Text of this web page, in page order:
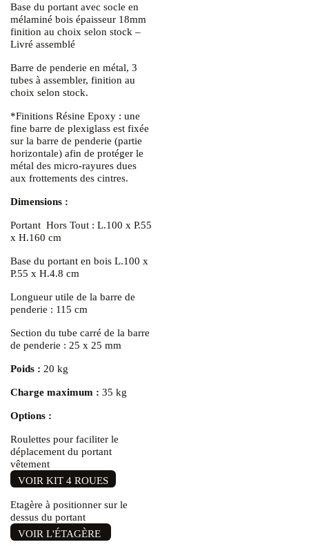
Base du portant avec socle en
mélaminé bois épaisseur 18mm
finition au choix selon stock –
Livré assemblé
Barre de penderie en métal, 3
tubes à assembler, finition au
choix selon stock.
*Finitions Résine Epoxy : une
fine barre de plexiglass est fixée
sur la barre de penderie (partie
horizontale) afin de protéger le
métal des micro-rayures dues
aux frottements des cintres.
Dimensions :
Portant Hors Tout : L.100 x P.55
x H.160 cm
Base du portant en bois L.100 x
P.55 x H.4.8 cm
Longueur utile de la barre de
penderie : 115 cm
Section du tube carré de la barre
de penderie : 25 x 25 mm
Poids : 20 kg
Charge maximum : 35 kg
Options :
Roulettes pour faciliter le
déplacement du portant
vêtement
VOIR KIT 4 ROUES
Etagère à positionner sur le
dessus du portant
VOIR L'ÉTAGÈRE